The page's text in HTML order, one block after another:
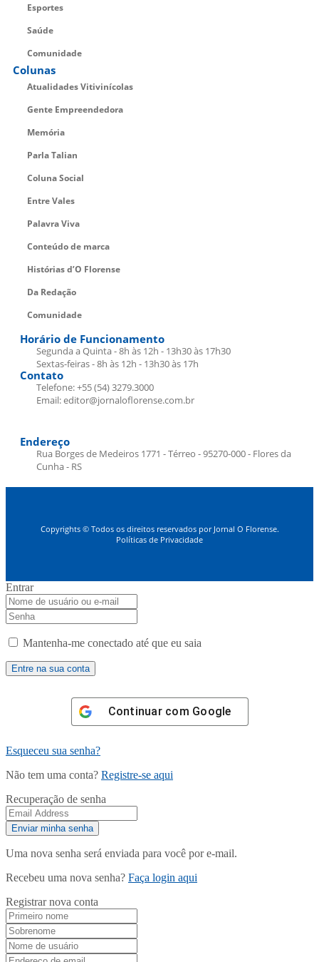
Esportes
Saúde
Comunidade
Colunas
Atualidades Vitivinícolas
Gente Empreendedora
Memória
Parla Talian
Coluna Social
Entre Vales
Palavra Viva
Conteúdo de marca
Histórias d’O Florense
Da Redação
Comunidade
Horário de Funcionamento
Segunda a Quinta - 8h às 12h - 13h30 às 17h30
Sextas-feiras - 8h às 12h - 13h30 às 17h
Contato
Telefone: +55 (54) 3279.3000
Email: editor@jornaloflorense.com.br
Endereço
Rua Borges de Medeiros 1771 - Térreo - 95270-000 - Flores da
Cunha - RS
Copyrights © Todos os direitos reservados por Jornal O Florense.
Políticas de Privacidade
Entrar
Mantenha-me conectado até que eu saia
Continuar com Google
Esqueceu sua senha?
Não tem uma conta? Registre-se aqui
Recuperação de senha
Uma nova senha será enviada para você por e-mail.
Recebeu uma nova senha? Faça login aqui
Registrar nova conta